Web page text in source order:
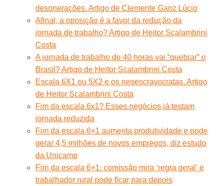
desonerações. Artigo de Clemente Ganz Lúcio
Afinal, a oposição é a favor da redução da
jornada de trabalho? Artigo de Heitor Scalambrini
Costa
A jornada de trabalho de 40 horas vai “quebrar” o
Brasil? Artigo de Heitor Scalambrini Costa
Escala 6X1 ou 5X2 e os neoescravocratas. Artigo
de Heitor Scalambrini Costa
Fim da escala 6x1? Esses negócios já testam
jornada reduzida
Fim da escala 6×1 aumenta produtividade e pode
gerar 4,5 milhões de novos empregos, diz estudo
da Unicamp
Fim da escala 6×1: comissão mira ‘regra geral’ e
trabalhador rural pode ficar para depois